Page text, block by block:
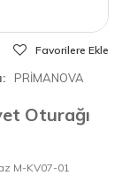
Favorilere Ekle
PRİMANOVA
Oturağı
M-KV07-01